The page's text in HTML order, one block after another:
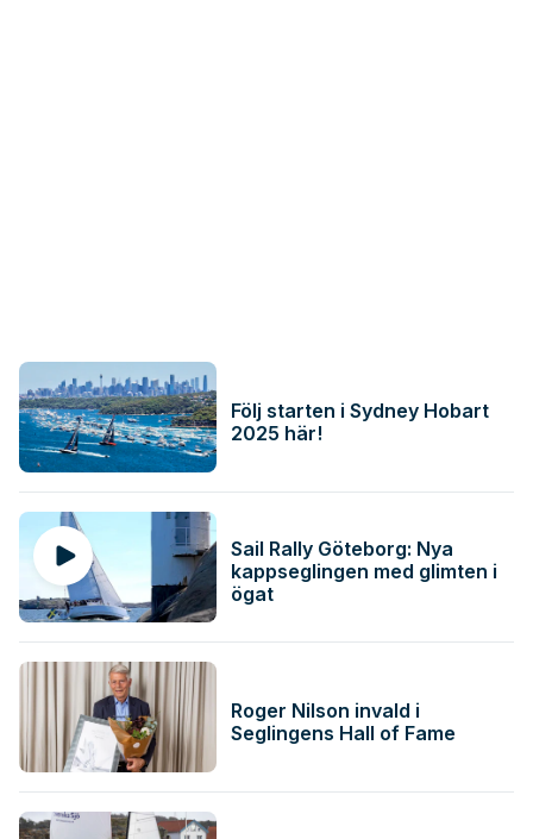
Följ starten i Sydney Hobart
2025 här!
Sail Rally Göteborg: Nya
kappseglingen med glimten i
ögat
Roger Nilson invald i
Seglingens Hall of Fame